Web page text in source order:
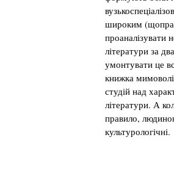
широким
літератури за
умонтувати це
книжка
студій над
літератури. А
правило,
культурологічні.